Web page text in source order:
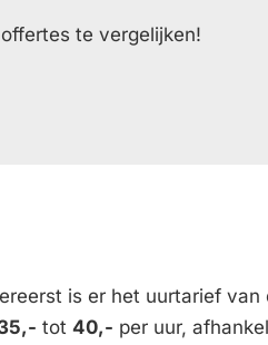
te vergelijken!
is er het uurtarief van
tot 40,- per uur,